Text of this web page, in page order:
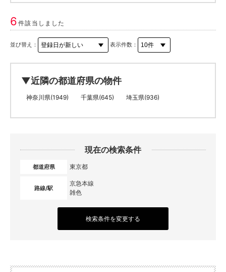
6件該当しました
並び替え： 表示件数：
▼近隣の都道府県の物件
神奈川県(1949) 千葉県(645) 埼玉県(936)
現在の検索条件
都道府県 東京都
路線/駅
京急本線
雑色
検索条件を変更する